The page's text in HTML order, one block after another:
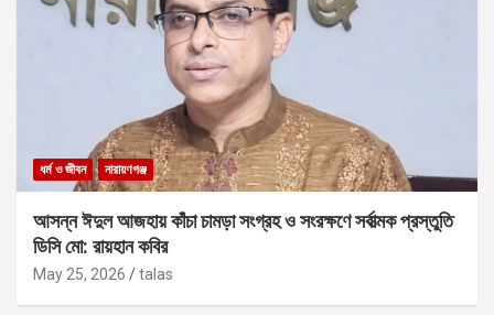
ধর্ম ও জীবন নারায়ণগঞ্জ
আসন্ন ঈদুল আজহায় কাঁচা চামড়া সংগ্রহ ও সংরক্ষণে সর্বাত্মক প্রস্তুতি
ডিসি মো: রায়হান কবির
May 25, 2026 talas